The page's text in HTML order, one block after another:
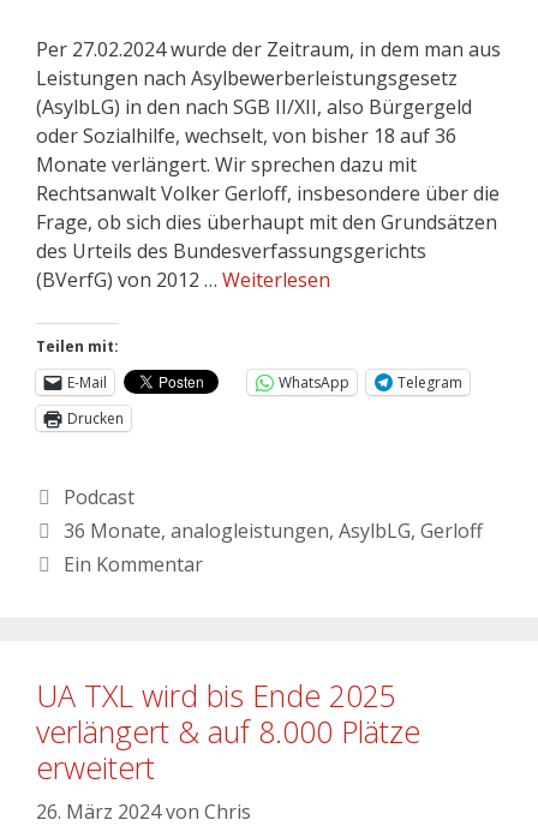
Per 27.02.2024 wurde der Zeitraum, in dem man aus
Leistungen nach Asylbewerberleistungsgesetz
(AsylbLG) in den nach SGB II/XII, also Bürgergeld
oder Sozialhilfe, wechselt, von bisher 18 auf 36
Monate verlängert. Wir sprechen dazu mit
Rechtsanwalt Volker Gerloff, insbesondere über die
Frage, ob sich dies überhaupt mit den Grundsätzen
des Urteils des Bundesverfassungsgerichts
(BVerfG) von 2012 … Weiterlesen
Teilen mit:
E-Mail
WhatsApp
Telegram
Drucken
Podcast
36 Monate, analogleistungen, AsylbLG, Gerloff
Ein Kommentar
UA TXL wird bis Ende 2025
verlängert & auf 8.000 Plätze
erweitert
26. März 2024von Chris